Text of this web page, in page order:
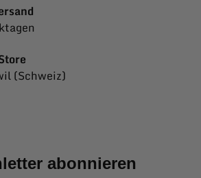
(Schweiz)
abonnieren